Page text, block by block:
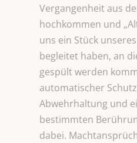
Vergangenheit aus
hochkommen und
uns ein Stück
begleitet haben, an
gespült werden
automatischer
Abwehrhaltung und
bestimmten
dabei.